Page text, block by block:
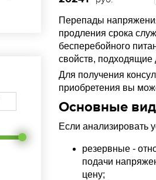
Перепады
продления срока
бесперебойного
свойств, подходящие
Для получения
приобретения вы
Основные
Если анализировать
резервные -
подачи
цену;